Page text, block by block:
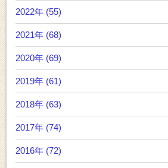
2022年 (55)
2021年 (68)
2020年 (69)
2019年 (61)
2018年 (63)
2017年 (74)
2016年 (72)